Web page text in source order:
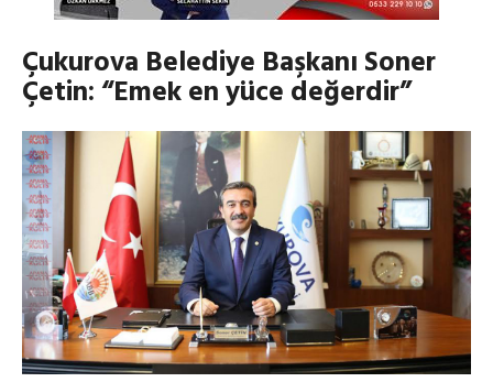
Çukurova Belediye Başkanı Soner
Çetin: “Emek en yüce değerdir”